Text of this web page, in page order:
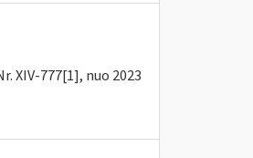
XIV-777[1], nuo 2023